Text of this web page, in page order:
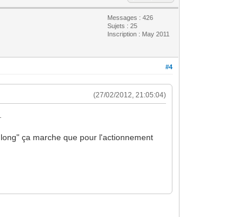
Messages : 426
Sujets : 25
Inscription : May 2011
#4
(27/02/2012, 21:05:04)
ça marche que pour l'actionnement